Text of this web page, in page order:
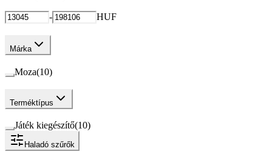
- HUF
Márka
Moza(10)
Terméktípus
Játék kiegészítő(10)
Haladó szűrők